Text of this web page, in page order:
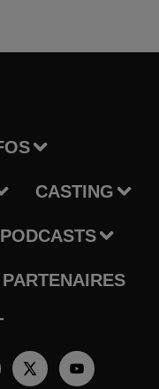
CASTING
PODCASTS